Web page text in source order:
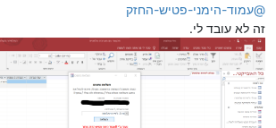
@עמוד-הימני-פטיש-החזק
זה לא עובד לי.